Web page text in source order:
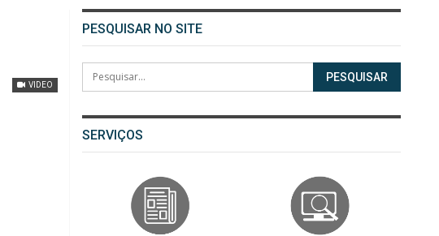
VIDEO
PESQUISAR NO SITE
SERVIÇOS